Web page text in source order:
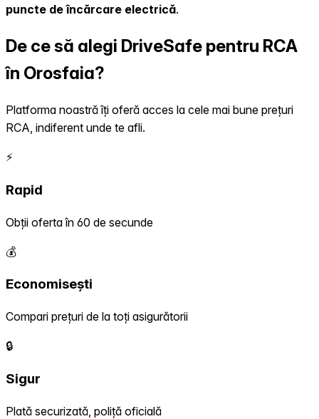
puncte de încărcare electrică.
De ce să alegi DriveSafe pentru RCA
în Orosfaia?
Platforma noastră îți oferă acces la cele mai bune prețuri
RCA, indiferent unde te afli.
⚡
Rapid
Obții oferta în 60 de secunde
💰
Economisești
Compari prețuri de la toți asigurătorii
🔒
Sigur
Plată securizată, poliță oficială